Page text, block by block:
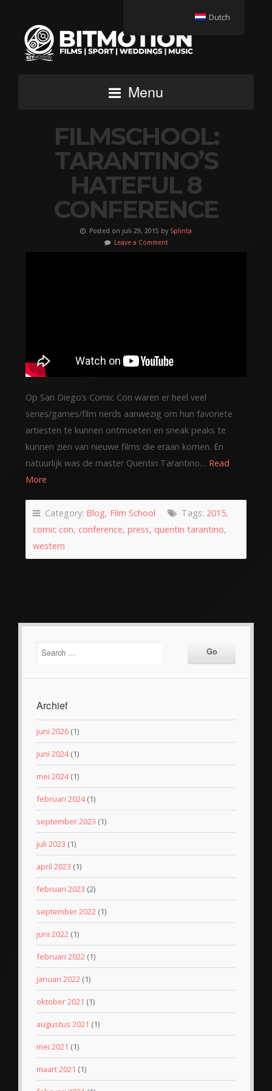
Menu
FILMSCHOOL:
TARANTINO’S
HATEFUL 8
CONFERENCE
Posted on juli 29, 2015 by Splinta
Leave a Comment
Op San Diego’s Comic Con waren er heel veel
series/games/film nerds aanwezig om hun favoriete
artiesten te kunnen ontmoeten en sneak peaks te
kunnen zien van nieuwe films die eraan komen. En
natuurlijk was de master Quentin Tarantino… Read
More
Category: Blog, Film School Tags: 2015,
comic con, conference, press, quentin tarantino,
western
Archief
juni 2026 (1)
juni 2024(1)
mei 2024(1)
februari 2024(1)
september 2023 (1)
juli 2023 (1)
april 2023 (1)
februari 2023 (2)
september 2022 (1)
juni 2022 (1)
februari 2022 (1)
januari 2022 (1)
oktober 2021 (1)
augustus 2021 (1)
mei 2021 (1)
maart 2021 (1)
Dutch